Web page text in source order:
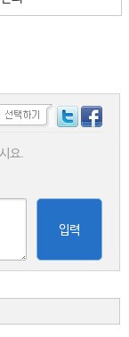
요.
입력